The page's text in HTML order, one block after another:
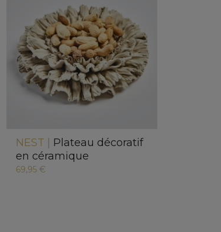
NEST | Plateau décoratif
en céramique
69,95 €